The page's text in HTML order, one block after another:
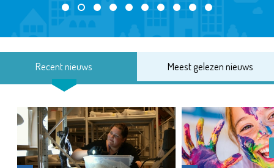
Recent nieuws Meest gelezen nieuws